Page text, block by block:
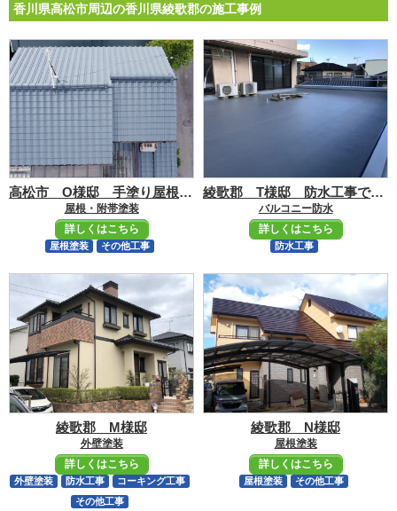
香川県高松市周辺の香川県綾歌郡の施工事例
高松市 O様邸 手塗り屋根塗装で安心元通り！
屋根・附帯塗装
詳しくはこちら
屋根塗装 その他工事
綾歌郡 T様邸 防水工事で雨漏りも改善して安心
バルコニー防水
詳しくはこちら
防水工事
綾歌郡 M様邸
外壁塗装
詳しくはこちら
外壁塗装 防水工事
コーキング工事
その他工事
綾歌郡 N様邸
屋根塗装
詳しくはこちら
屋根塗装 その他工事